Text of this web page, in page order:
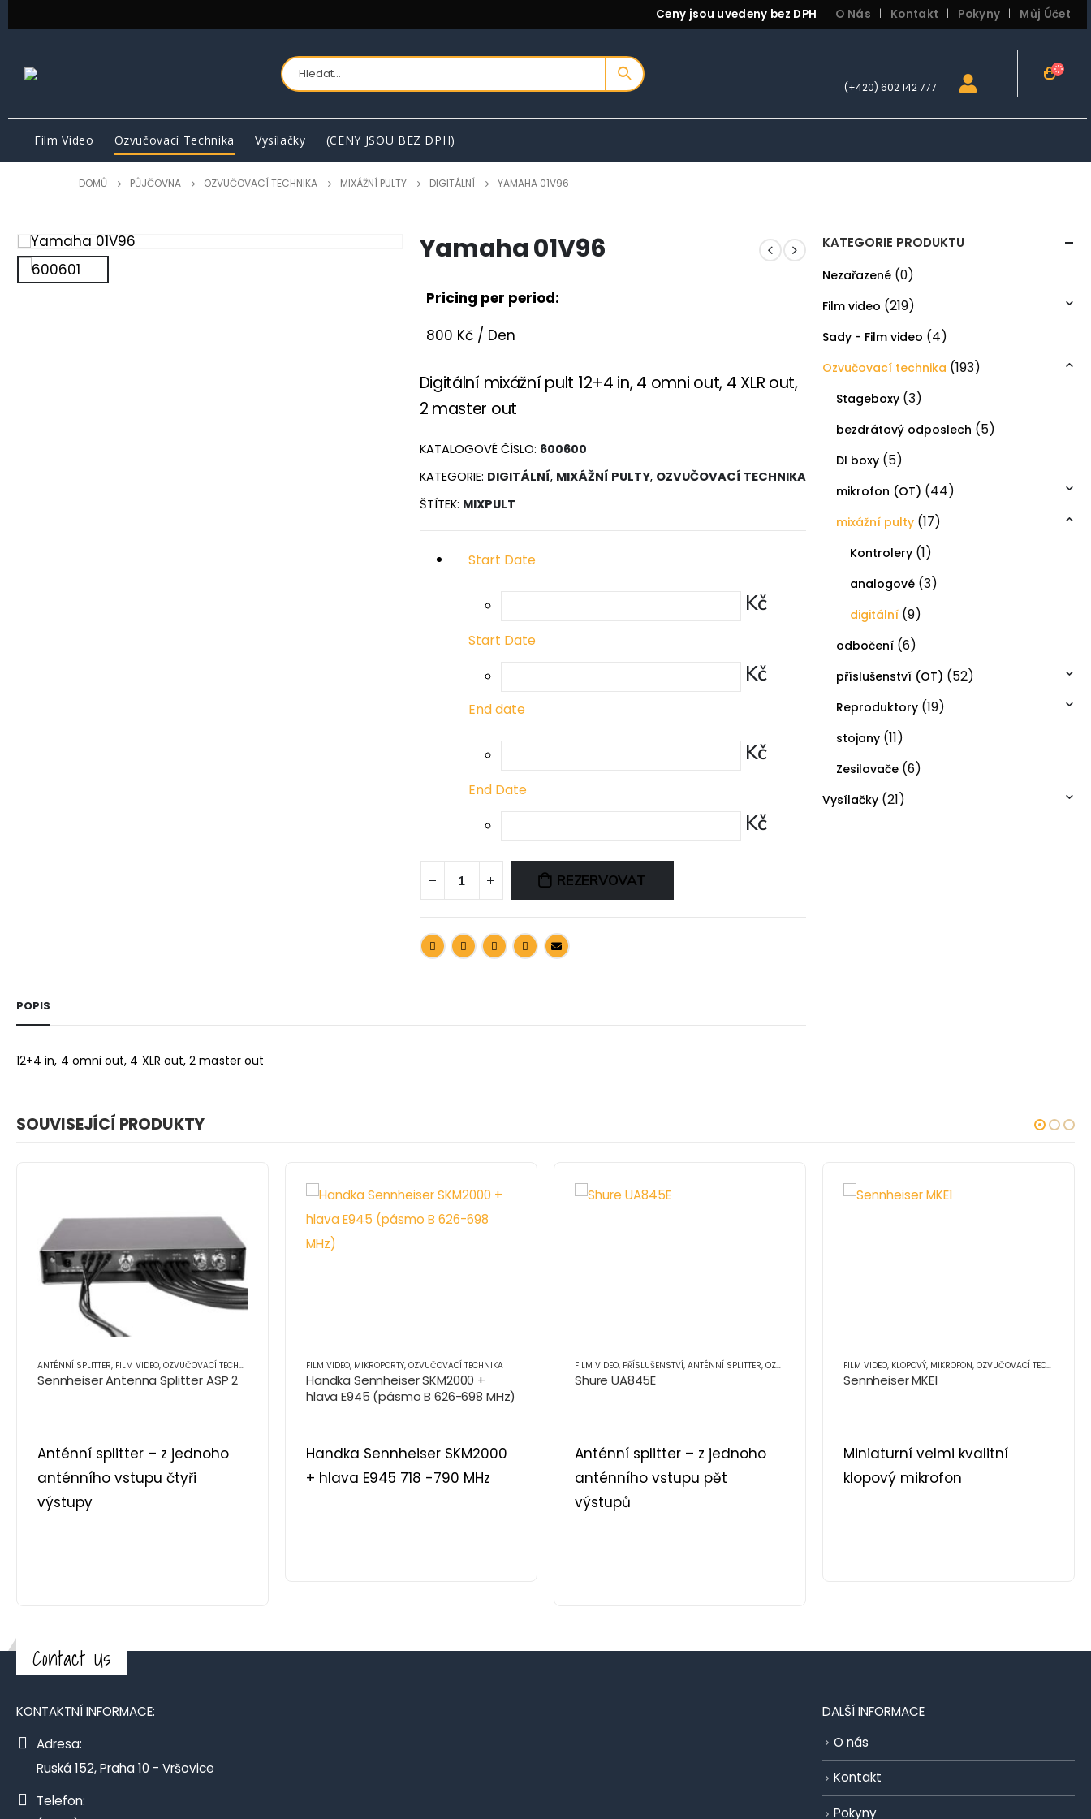
Ceny jsou uvedeny bez DPH | O Nás Kontakt Pokyny Můj Účet
(+420) 602 142 777
Film Video Ozvučovací Technika Vysílačky (CENY JSOU BEZ DPH)
DOMŮ PŮJČOVNA OZVUČOVACÍ TECHNIKA MIXÁŽNÍ PULTY DIGITÁLNÍ YAMAHA 01V96
Yamaha 01V96
Pricing per period:
800 Kč/ Den
Digitální mixážní pult 12+4 in, 4 omni out, 4 XLR out,
2 master out
KATALOGOVÉ ČÍSLO: 600600
KATEGORIE: DIGITÁLNÍ, MIXÁŽNÍ PULTY, OZVUČOVACÍ TECHNIKA
ŠTÍTEK: MIXPULT
Start Date
Kč
Start Date
Kč
End date
Kč
End Date
Kč
REZERVOVAT
POPIS
12+4 in, 4 omni out, 4 XLR out, 2 master out
KATEGORIE PRODUKTU
Nezařazené (0)
Film video (219)
Sady - Film video (4)
Ozvučovací technika (193)
Stageboxy (3)
bezdrátový odposlech (5)
DI boxy (5)
mikrofon (OT) (44)
mixážní pulty (17)
Kontrolery (1)
analogové (3)
digitální (9)
odbočení (6)
příslušenství (OT) (52)
Reproduktory (19)
stojany (11)
Zesilovače (6)
Vysílačky (21)
SOUVISEJÍCÍ PRODUKTY
ANTÉNNÍ SPLITTER, FILM VIDEO, OZVUČOVACÍ TECHNIKA PŘÍSLUŠENSTVÍ
Sennheiser Antenna Splitter ASP 2
Anténní splitter – z jednoho
anténního vstupu čtyři
výstupy
FILM VIDEO, MIKROPORTY, OZVUČOVACÍ TECHNIKA
Handka Sennheiser SKM2000 +
hlava E945 (pásmo B 626-698 MHz)
Handka Sennheiser SKM2000
+ hlava E945 718 -790 MHz
FILM VIDEO, PŘÍSLUŠENSTVÍ, ANTÉNNÍ SPLITTER, OZVUČOVACÍ TECHNIKA ,PŘÍSLUŠENSTVÍ (OT)
Shure UA845E
Anténní splitter – z jednoho
anténního vstupu pět
výstupů
FILM VIDEO, KLOPOVÝ, MIKROFON, OZVUČOVACÍ TECHNIKA
Sennheiser MKE1
Miniaturní velmi kvalitní
klopový mikrofon
Contact Us
KONTAKTNÍ INFORMACE:
Adresa:
Ruská 152, Praha 10 - Vršovice
Telefon:
DALŠÍ INFORMACE
O nás
Kontakt
Pokyny